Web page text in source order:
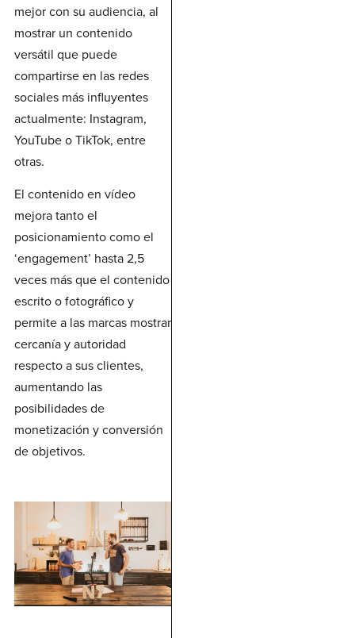
mejor con su audiencia, al
mostrar un contenido
versátil que puede
compartirse en las redes
sociales más influyentes
actualmente: Instagram,
YouTube o TikTok, entre
otras.
El contenido en vídeo
mejora tanto el
posicionamiento como el
‘engagement’ hasta 2,5
veces más que el contenido
escrito o fotográfico y
permite a las marcas mostrar
cercanía y autoridad
respecto a sus clientes,
aumentando las
posibilidades de
monetización y conversión
de objetivos.